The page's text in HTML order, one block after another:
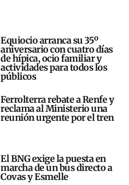
Equiocio arranca su 35º
aniversario con cuatro días
de hípica, ocio familiar y
actividades para todos los
públicos
Ferrolterra rebate a Renfe y
reclama al Ministerio una
reunión urgente por el tren
El BNG exige la puesta en
marcha de un bus directo a
Covas y Esmelle